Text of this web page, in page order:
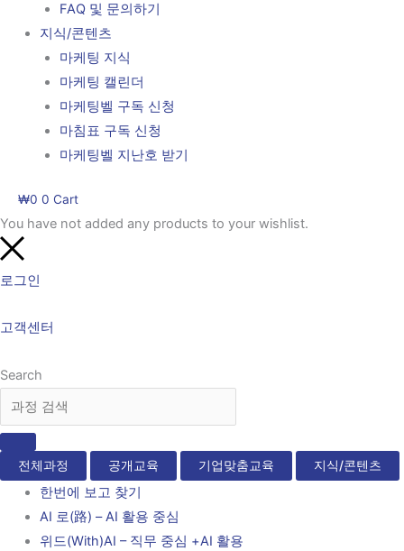
FAQ 및 문의하기
지식/콘텐츠
마케팅 지식
마케팅 캘린더
마케팅벨 구독 신청
마침표 구독 신청
마케팅벨 지난호 받기
₩0 0 Cart
You have not added any products to your wishlist.
로그인
고객센터
Search
전체과정 공개교육 기업맞춤교육 지식/콘텐츠
한번에 보고 찾기
AI 로(路) – AI 활용 중심
위드(With)AI – 직무 중심 +AI 활용